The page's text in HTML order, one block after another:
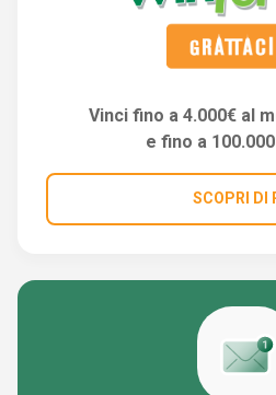
Vinci fino a 4.000€ al
e fino a
SCOPRI DI